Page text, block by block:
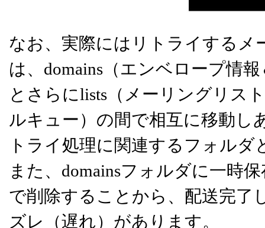
なお、実際にはリトライするメ
は、domains（エンベロープ情
とさらにlists（メーリングリス
ルキュー）の間で相互に移動し
トライ処理に関連するフォルダ
また、domainsフォルダに一時
で削除することから、配送完了
ズレ（遅れ）があります。